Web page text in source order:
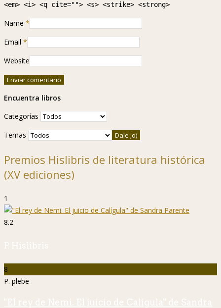
<em> <i> <q cite=""> <s> <strike> <strong>
Name *
Email *
Website
Encuentra libros
Categorías
Temas
Premios Hislibris de literatura histórica
(XV ediciones)
1
8.2
P. Hislibris
8
P. plebe
"El rey de Nemi. El juicio de Calígula" de Sandra